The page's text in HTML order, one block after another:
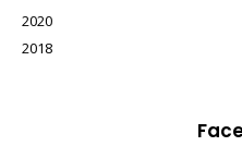
2020
2018